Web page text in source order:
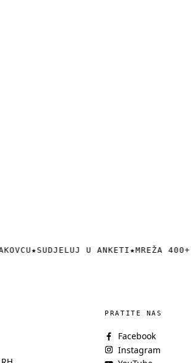
★SUDJELUJ U ANKETI★MREŽA
PRATITE NAS
Facebook
Instagram